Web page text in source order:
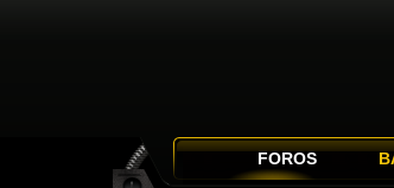
FOROS